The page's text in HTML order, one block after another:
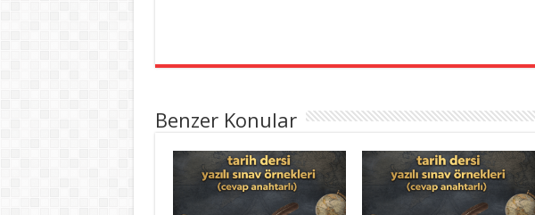
Benzer Konular